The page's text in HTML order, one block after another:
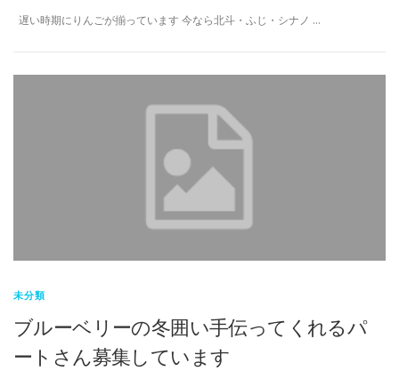
遅い時期にりんごが揃っています 今なら北斗・ふじ・シナノ …
未分類
ブルーベリーの冬囲い手伝ってくれるパ
ートさん募集しています